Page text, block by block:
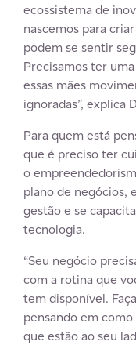
ecossistema de
nascemos para
podem se sentir
Precisamos ter
essas mães
ignoradas”, explica
Para quem está
que é preciso ter
o
plano de negócios,
gestão e se
tecnologia.
“Seu negócio
com a rotina que
tem disponível.
pensando em como
que estão ao seu